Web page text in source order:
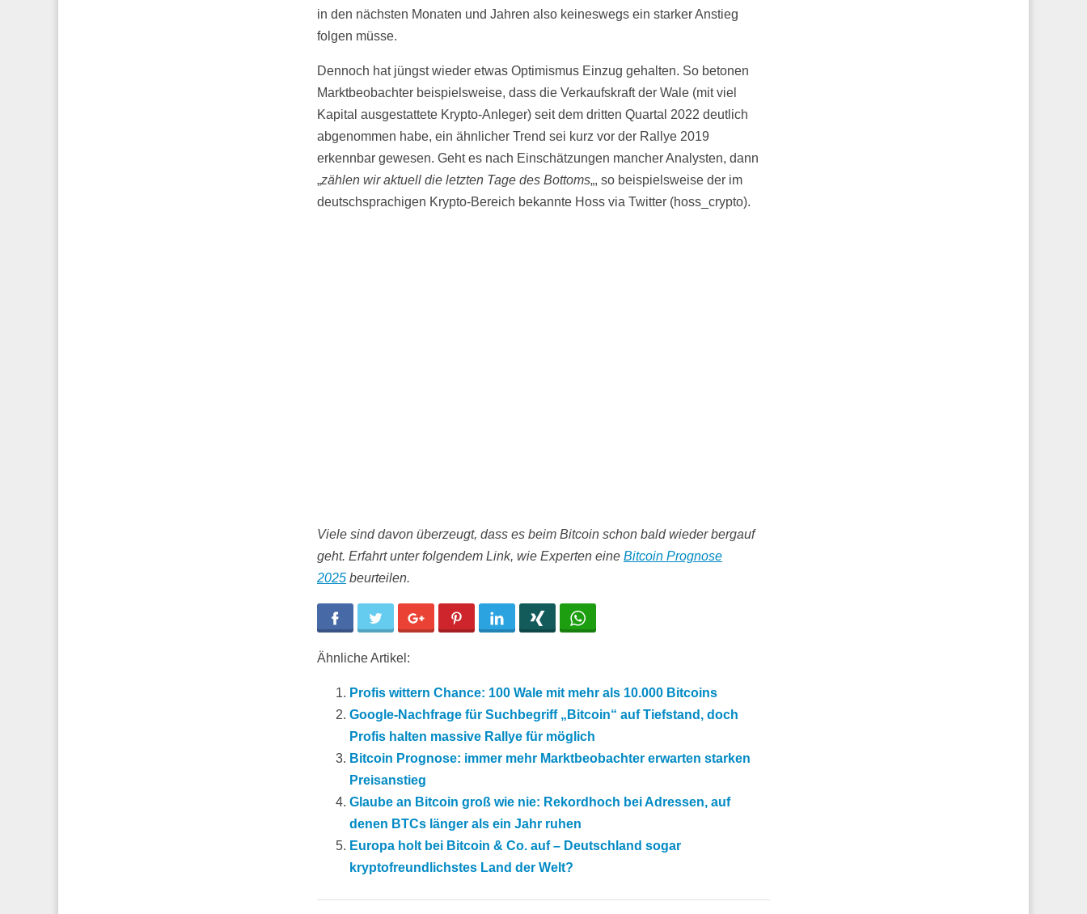
in den nächsten Monaten und Jahren also keineswegs ein starker Anstieg
folgen müsse.
Dennoch hat jüngst wieder etwas Optimismus Einzug gehalten. So betonen
Marktbeobachter beispielsweise, dass die Verkaufskraft der Wale (mit viel
Kapital ausgestattete Krypto-Anleger) seit dem dritten Quartal 2022 deutlich
abgenommen habe, ein ähnlicher Trend sei kurz vor der Rallye 2019
erkennbar gewesen. Geht es nach Einschätzungen mancher Analysten, dann
„zählen wir aktuell die letzten Tage des Bottoms„, so beispielsweise der im
deutschsprachigen Krypto-Bereich bekannte Hoss via Twitter (hoss_crypto).
Viele sind davon überzeugt, dass es beim Bitcoin schon bald wieder bergauf
geht. Erfahrt unter folgendem Link, wie Experten eine Bitcoin Prognose
2025 beurteilen.
Facebook Twitter Google+ Pinterest LinkedIn
Ähnliche Artikel:
Profis wittern Chance: 100 Wale mit mehr als 10.000 Bitcoins
Google-Nachfrage für Suchbegriff „Bitcoin“ auf Tiefstand, doch
Profis halten massive Rallye für möglich
Bitcoin Prognose: immer mehr Marktbeobachter erwarten starken
Preisanstieg
Glaube an Bitcoin groß wie nie: Rekordhoch bei Adressen, auf
denen BTCs länger als ein Jahr ruhen
Europa holt bei Bitcoin & Co. auf – Deutschland sogar
kryptofreundlichstes Land der Welt?